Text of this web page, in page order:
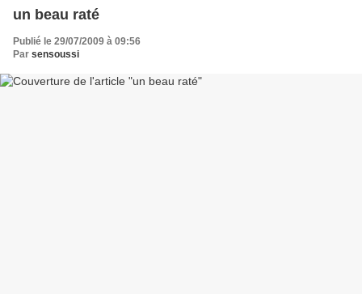
un beau raté
Publié le 29/07/2009 à 09:56
Par sensoussi